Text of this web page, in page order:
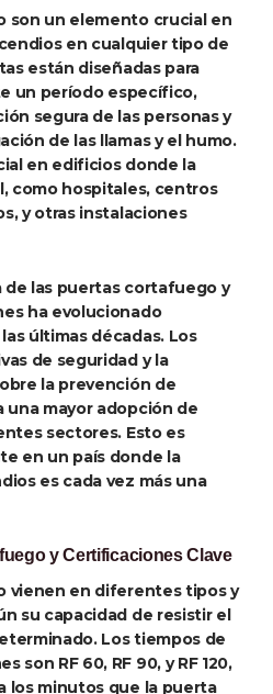
son un elemento crucial en
en cualquier tipo de
están diseñadas para
un período específico,
segura de las personas y
de las llamas y el humo.
en edificios donde la
como hospitales, centros
y otras instalaciones
de las puertas cortafuego y
ha evolucionado
últimas décadas. Los
de seguridad y la
la prevención de
una mayor adopción de
sectores. Esto es
en un país donde la
es cada vez más una
y Certificaciones Clave
vienen en diferentes tipos y
su capacidad de resistir el
Los tiempos de
son RF 60, RF 90, y RF 120,
los minutos que la puerta